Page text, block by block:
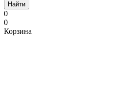
Найти
0
0
Корзина